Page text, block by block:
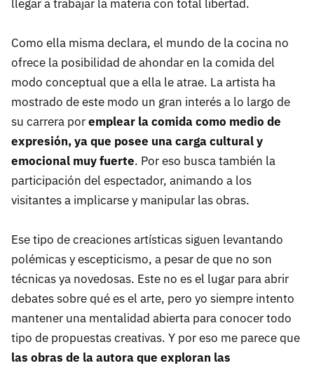
llegar a trabajar la materia con total libertad.
Como ella misma declara, el mundo de la cocina no
ofrece la posibilidad de ahondar en la comida del
modo conceptual que a ella le atrae. La artista ha
mostrado de este modo un gran interés a lo largo de
su carrera poremplear la comida como medio de
expresión, ya que posee una carga cultural y
emocional muy fuerte. Por eso busca también la
participación del espectador, animando a los
visitantes a implicarse y manipular las obras.
Ese tipo de creaciones artísticas siguen levantando
polémicas y escepticismo, a pesar de que no son
técnicas ya novedosas. Este no es el lugar para abrir
debates sobre qué es el arte, pero yo siempre intento
mantener una mentalidad abierta para conocer todo
tipo de propuestas creativas. Y por eso me parece que
las obras de la autora que exploran las